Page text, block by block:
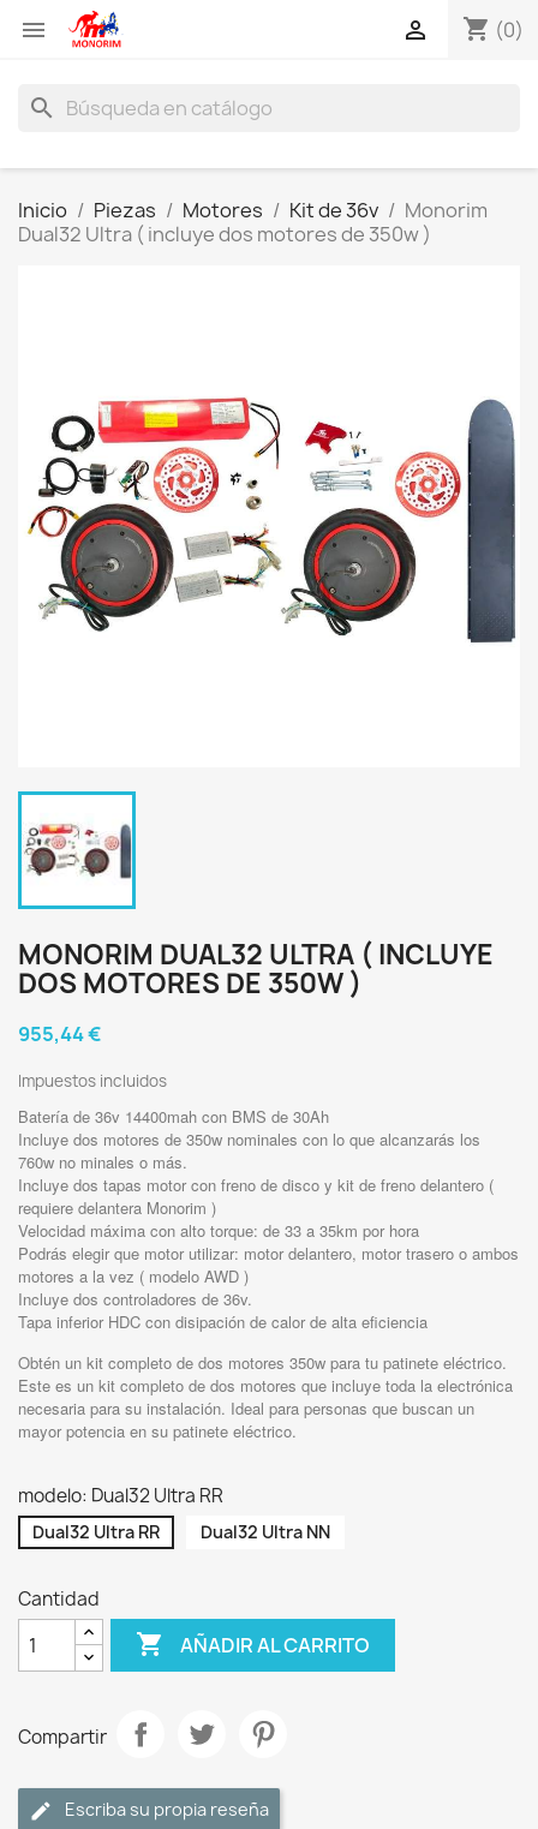
 shopping_cart (0)

search
Inicio Piezas Motores Kit de 36v
Monorim
Dual32 Ultra ( incluye dos motores de 350w )
MONORIM DUAL32 ULTRA ( INCLUYE
DOS MOTORES DE 350W )
955,44 €
Impuestos incluidos
Batería de 36v 14400mah con BMS de 30Ah
Incluye dos motores de 350w nominales con lo que alcanzarás los
760w no minales o más.
Incluye dos tapas motor con freno de disco y kit de freno delantero (
requiere delantera Monorim )
Velocidad máxima con alto torque: de 33 a 35km por hora
Podrás elegir que motor utilizar: motor delantero, motor trasero o ambos
motores a la vez ( modelo AWD )
Incluye dos controladores de 36v.
Tapa inferior HDC con disipación de calor de alta eficiencia
Obtén un kit completo de dos motores 350w para tu patinete eléctrico.
Este es un kit completo de dos motores que incluye toda la electrónica
necesaria para su instalación. Ideal para personas que buscan un
mayor potencia en su patinete eléctrico.
modelo: Dual32 Ultra RR
Dual32 Ultra RR Dual32 Ultra NN
Cantidad
 AÑADIR AL CARRITO
Compartir
Escriba su propia reseña